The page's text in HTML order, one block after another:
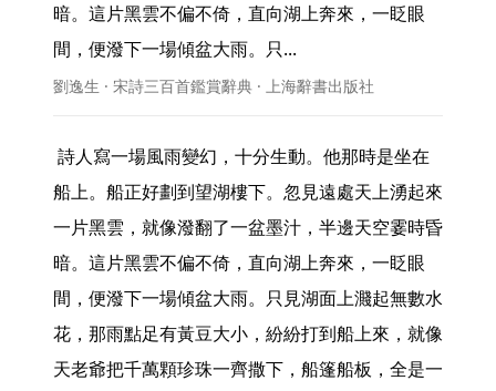
暗。這片黑雲不偏不倚，直向湖上奔來，一眨眼
間，便潑下一場傾盆大雨。只...
劉逸生 · 宋詩三百首鑑賞辭典 · 上海辭書出版社
船上。船正好劃到望湖樓下。忽見遠處天上湧起來
一片黑雲，就像潑翻了一盆墨汁，半邊天空霎時昏
暗。這片黑雲不偏不倚，直向湖上奔來，一眨眼
間，便潑下一場傾盆大雨。只見湖面上濺起無數水
花，那雨點足有黃豆大小，紛紛打到船上來，就像
天老爺把千萬顆珍珠一齊撒下，船篷船板，全是一